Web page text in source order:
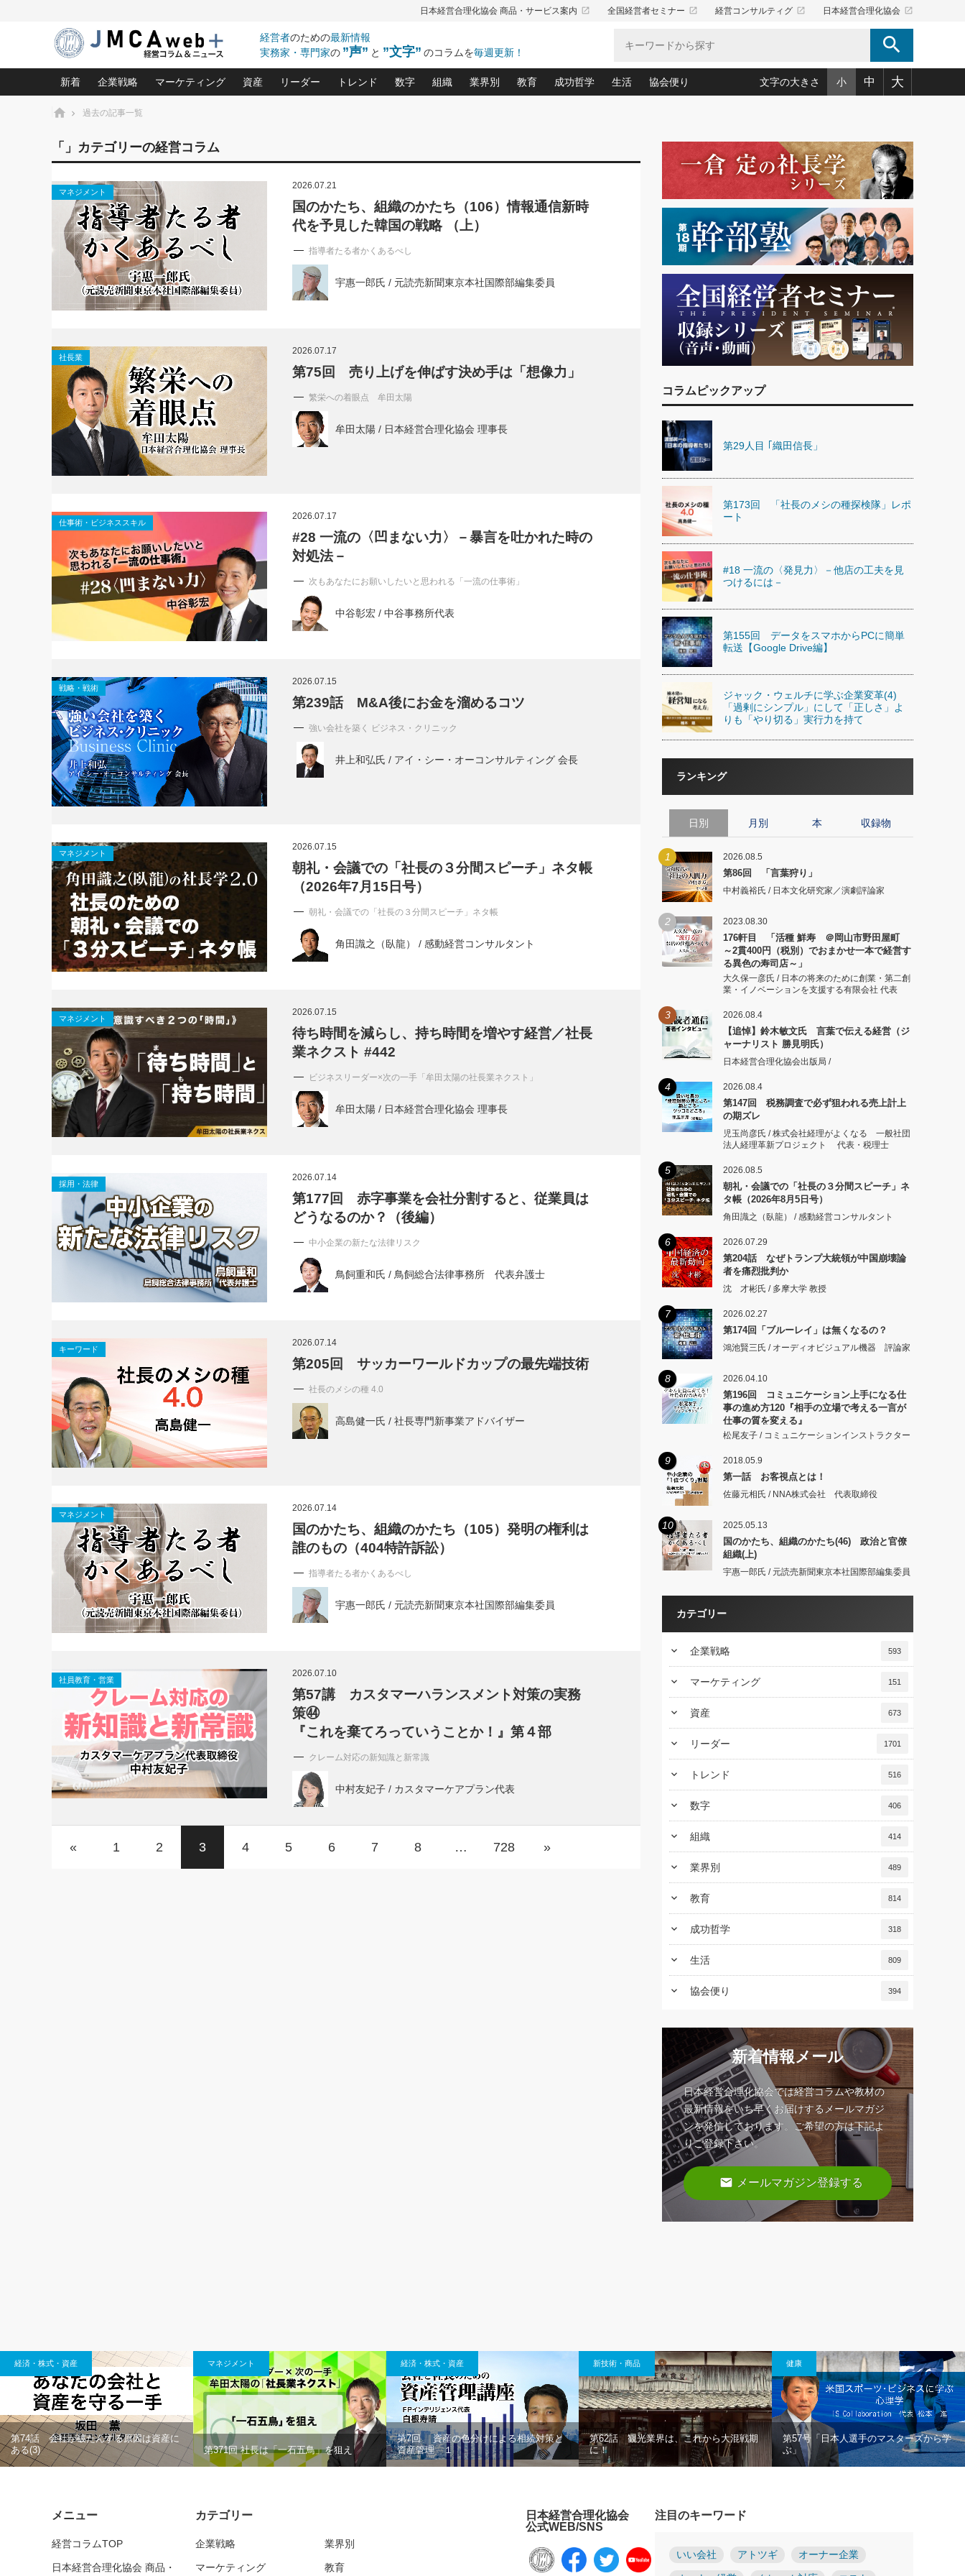
日本経営合理化協会 商品・サービス案内 launch 全国経営者セミナー launch 経営コンサルティグ launch 日本経営合理化協会 launch
経営者のための最新情報
実務家・専門家の ”声” と ”文字” のコラムを毎週更新！ search
新着
2026.08.5
朝礼・会議での「社長の３分間
スピーチ」ネタ帳（2026年8月5
2026.08.5
第109話 伝統的産品を21世紀
に生かし切る！
2026.08.5
第86回 「言葉狩り」
2026.08.5
【追悼】鈴木敏文氏 言葉で伝
える経営（ジャーナリスト 勝
もっとみる
企業戦略
中小企業の「１位づくり」戦略(96)
利益を最大化する「業務改善」横田尚哉氏(5)
強い会社を築く ビジネス・クリニック(240)
日本レーザー「人を大切にしながら利益を上げる経営」の極意
(3)
武器としてのM&A入門(3)
社長のための“儲かる通販”戦略視点(151)
継続経営 百話百行(85)
マーケティング
ネット戦略成功の秘訣 圧倒的に儲かる仕組みづくり講座(12)
ビジネスを一瞬で制する！一流グローバル経営者は知ってい
ロングセラーの玉手箱(9)
大復活＆快進撃！ユニバーサルスタジオジャパンの成功要因と
は(5)
最高の自分を表現する 成功イメージ戦略(77)
酒井光雄 成功事例に学ぶ繁栄企業のブランド戦略(39)
資産
どうなる金融業界(39)
中国経済の最新動向(204)
事業承継の前に、決めておきたい、知っておきたい、やってお
きたいコト(12)
会社と社長のための資産管理講座(95)
深読み企業分析(152)
リーダー
ビジネスリーダー×次の一手「牟田太陽の社長業ネクスト」
ピョートル・F・グジバチの『経営戦略の新常識』(12)
指導者たる者かくあるべし(635)
朝礼・会議での「社長の３分間スピーチ」ネタ帳(159)
楠木建の「経営知になる考え方」(57)
次もあなたにお願いしたいと思われる「一流の仕事術」(28)
酒井英之の社長のビジョン実現道場(10)
トレンド
北村森の「今月のヒット商品」(109)
次の売れ筋をつかむ術(102)
社長のメシの種 4.0(206)
数字
おカネが残る決算書にするために、やっておきたいこと(34)
強い決算書の会社はココが違う！(36)
損益分岐点を下げる、Ｐ／Ｌ不況時代の新戦略(12)
決算書の“見える化”術(12)
組織
中小企業の新たな法律リスク(178)
賃金決定の定石(68)
顧客・社員・社会から支持される「ウェルビーイング経営入
業界別
売れる住宅を創る 100の視点(100)
柿内幸夫─社長のための現場改善(174)
教育
あなただからお願いしたいと思われる 気配りの達人(127)
クレーム対応の新知識と新常識(57)
デキル社員に育てる！ 社員教育の決め手(203)
業績アップにつながる！ワンランク上の手紙・メール術(100)
成功哲学
中国哲学に学ぶ 不況は会社守成の好機(38)
令和時代の「社長の人間力の磨き方」(86)
先人の名句名言の教え 東洋思想に学ぶ経営学(132)
渡部昇一の「日本の指導者たち」(32)
経営に活かす“十八史略”(30)
生活
おのころ心平の ──社長のための「か・ら・だマネジメント」
デジタルＡＶを味方に！新・仕事術(180)
リーダー脳の鍛え方(32)
ワインを楽しむ基礎レッスン(12)
必読！社長が読むべき今月の4冊(88)
眼と耳で楽しむ読書術(162)
社長の「氣」(30)
米国スポーツ・ビジネスに学ぶ心理学(98)
高橋一喜の『これぞ！"本物の温泉"』(157)
協会便り
「愛読者通信」著者インタビュー(44)
ビジネス見聞録 経営ニュース(100)
作間信司の経営無形庵(けいえいむぎょうあん)(166)
繁栄への着眼点 牟田太陽(76)
講話を聞いて学ぼう 実学・耳学・磨く「ミミガク」のすすめ
(7)
文字の大きさ 小 中 大
ホーム 過去の記事一覧
「」カテゴリーの経営コラム
マネジメント
2026.07.21
国のかたち、組織のかたち（106）情報通信新時
代を予見した韓国の戦略 （上）
指導者たる者かくあるべし
宇惠一郎氏 / 元読売新聞東京本社国際部編集委員
社長業
2026.07.17
第75回 売り上げを伸ばす決め手は「想像力」
繁栄への着眼点 牟田太陽
牟田太陽 / 日本経営合理化協会 理事長
仕事術・ビジネススキル
2026.07.17
#28 一流の〈凹まない力〉－暴言を吐かれた時の
対処法－
次もあなたにお願いしたいと思われる「一流の仕事術」
中谷彰宏 / 中谷事務所代表
戦略・戦術
2026.07.15
第239話 M&A後にお金を溜めるコツ
強い会社を築く ビジネス・クリニック
井上和弘氏 / アイ・シー・オーコンサルティング 会長
マネジメント
2026.07.15
朝礼・会議での「社長の３分間スピーチ」ネタ帳
（2026年7月15日号）
朝礼・会議での「社長の３分間スピーチ」ネタ帳
角田識之（臥龍） / 感動経営コンサルタント
マネジメント
2026.07.15
待ち時間を減らし、持ち時間を増やす経営／社長
業ネクスト #442
ビジネスリーダー×次の一手「牟田太陽の社長業ネクスト」
牟田太陽 / 日本経営合理化協会 理事長
採用・法律
2026.07.14
第177回 赤字事業を会社分割すると、従業員は
どうなるのか？（後編）
中小企業の新たな法律リスク
鳥飼重和氏 / 鳥飼総合法律事務所 代表弁護士
キーワード
2026.07.14
第205回 サッカーワールドカップの最先端技術
社長のメシの種 4.0
高島健一氏 / 社長専門新事業アドバイザー
マネジメント
2026.07.14
国のかたち、組織のかたち（105）発明の権利は
誰のもの（404特許訴訟）
指導者たる者かくあるべし
宇惠一郎氏 / 元読売新聞東京本社国際部編集委員
社員教育・営業
2026.07.10
第57講 カスタマーハランスメント対策の実務
策㊹
『これを棄てろっていうことか！』第４部
クレーム対応の新知識と新常識
中村友妃子 / カスタマーケアプラン代表
« 1 2 3 4 5 6 7 8 … 728 »
コラムピックアップ
第29人目 ｢織田信長」
第173回 「社長のメシの種探検隊」レポ
ート
#18 一流の〈発見力〉－他店の工夫を見
つけるには－
第155回 データをスマホからPCに簡単
転送【Google Drive編】
ジャック・ウェルチに学ぶ企業変革(4)
「過剰にシンプル」にして「正しさ」よ
りも「やり切る」実行力を持て
ランキング
日別 月別 本 収録物
1 2026.08.5
第86回 「言葉狩り」
中村義裕氏 / 日本文化研究家／演劇評論家
2 2023.08.30
176軒目 「活種 鮮寿 ＠岡山市野田屋町
～2貫400円（税別）でおまかせ一本で経営す
る異色の寿司店～」
大久保一彦氏 / 日本の将来のために創業・第二創
業・イノベーションを支援する有限会社 代表
3 2026.08.4
【追悼】鈴木敏文氏 言葉で伝える経営（ジ
ャーナリスト 勝見明氏）
日本経営合理化協会出版局 /
4 2026.08.4
第147回 税務調査で必ず狙われる売上計上
の期ズレ
児玉尚彦氏 / 株式会社経理がよくなる 一般社団
法人経理革新プロジェクト 代表・税理士
5 2026.08.5
朝礼・会議での「社長の３分間スピーチ」ネ
タ帳（2026年8月5日号）
角田識之（臥龍） / 感動経営コンサルタント
6 2026.07.29
第204話 なぜトランプ大統領が中国崩壊論
者を痛烈批判か
沈 才彬氏 / 多摩大学 教授
7 2026.02.27
第174回「ブルーレイ」は無くなるの？
鴻池賢三氏 / オーディオビジュアル機器 評論家
8 2026.04.10
第196回 コミュニケーション上手になる仕
事の進め方120『相手の立場で考える一言が
仕事の質を変える』
松尾友子 / コミュニケーションインストラクター
9 2018.05.9
第一話 お客視点とは！
佐藤元相氏 / NNA株式会社 代表取締役
10 2025.05.13
国のかたち、組織のかたち(46) 政治と官僚
組織(上)
宇惠一郎氏 / 元読売新聞東京本社国際部編集委員
カテゴリー
keyboard_arrow_down 企業戦略 593
keyboard_arrow_down マーケティング 151
keyboard_arrow_down 資産 673
keyboard_arrow_down リーダー 1701
keyboard_arrow_down トレンド 516
keyboard_arrow_down 数字 406
keyboard_arrow_down 組織 414
keyboard_arrow_down 業界別 489
keyboard_arrow_down 教育 814
keyboard_arrow_down 成功哲学 318
keyboard_arrow_down 生活 809
keyboard_arrow_down 協会便り 394
新着情報メール
日本経営合理化協会では経営コラムや教材の
最新情報をいち早くお届けするメールマガジ
ンを発信しております。ご希望の方は下記よ
りご登録下さい。
email メールマガジン登録する
経済・株式・資産
第74話 会社が破たんする原因は資産に
ある(3)
マネジメント
第371回 社長は「一石五鳥」を狙え
経済・株式・資産
第7回 資産の色分けによる相続対策と
資産管理 １
新技術・商品
第62話 観光業界は、これから大混戦期
に！
健康
第57号「日本人選手のマスターズから学
ぶ」
注目のキーワード
いい会社 アトツギ オーナー企業
日本経営合理化協会
公式WEB/SNS
メニュー
経営コラムTOP
日本経営合理化協会 商品・
カテゴリー
企業戦略
マーケティング
業界別
教育